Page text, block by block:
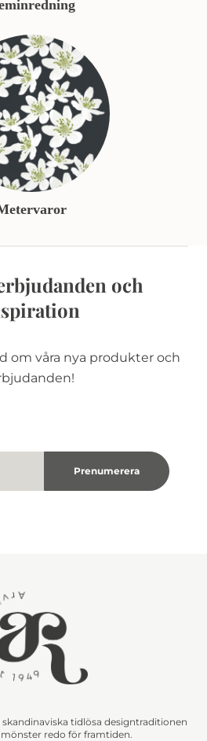
och
om våra nya produkter och
skandinaviska tidlösa designtraditionen
redo för framtiden.